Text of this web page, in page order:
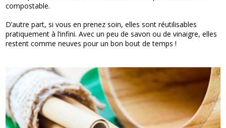
compostable.
D’autre part, si vous en prenez soin, elles sont réutilisables
pratiquement à l’infini. Avec un peu de savon ou de vinaigre, elles
restent comme neuves pour un bon bout de temps !